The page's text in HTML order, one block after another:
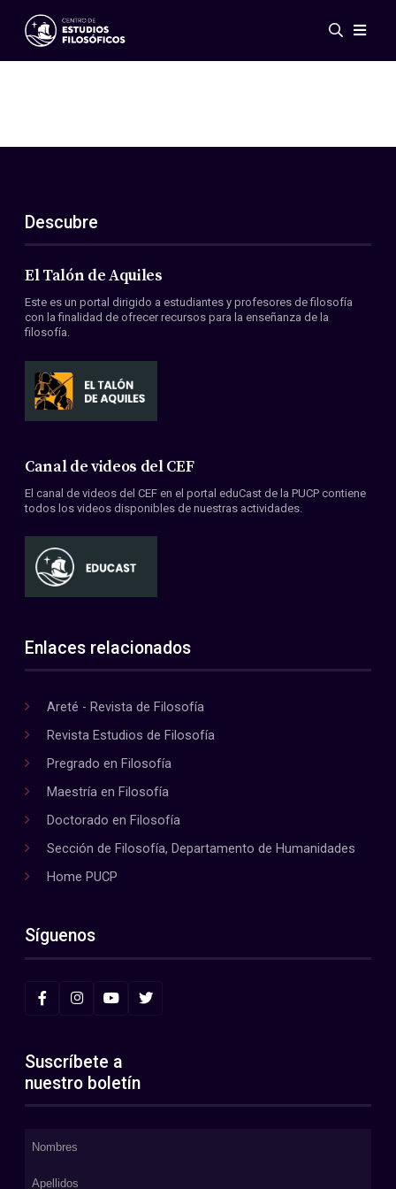
Eventos
ES
EN
Acerca de nosotros
Miembros
Convenios
Descubre
El Talón de Aquiles
Este es un portal dirigido a estudiantes y profesores de filosofía
con la finalidad de ofrecer recursos para la enseñanza de la
filosofía.
Canal de videos del CEF
El canal de videos del CEF en el portal eduCast de la PUCP contiene
todos los videos disponibles de nuestras actividades.
Enlaces relacionados
Areté - Revista de Filosofía
Revista Estudios de Filosofía
Pregrado en Filosofía
Maestría en Filosofía
Doctorado en Filosofía
Sección de Filosofía, Departamento de Humanidades
Home PUCP
Síguenos
Suscríbete a
nuestro boletín